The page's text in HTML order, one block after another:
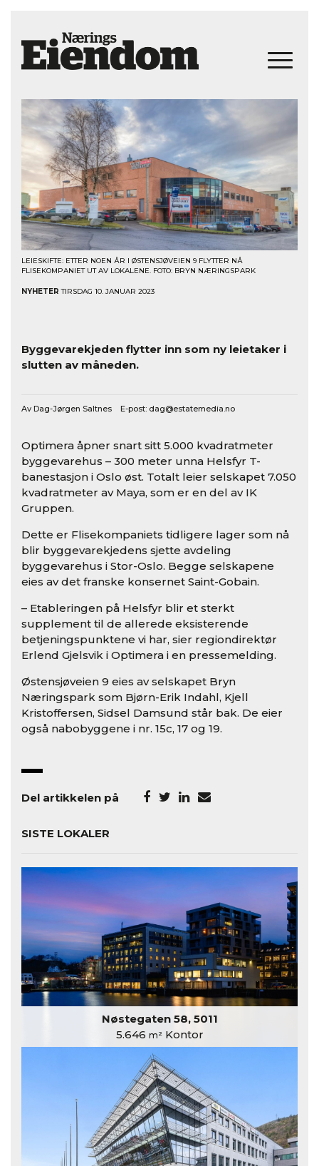
LEIESKIFTE: ETTER NOEN ÅR I ØSTENSJØVEIEN 9 FLYTTER NÅ
FLISEKOMPANIET UT AV LOKALENE. FOTO: BRYN NÆRINGSPARK
NYHETER TIRSDAG 10. JANUAR 2023
Byggevarekjeden flytter inn som ny leietaker i
slutten av måneden.
Av Dag-Jørgen Saltnes E-post: dag@estatemedia.no
Optimera åpner snart sitt 5.000 kvadratmeter
byggevarehus – 300 meter unna Helsfyr T-
banestasjon i Oslo øst. Totalt leier selskapet 7.050
kvadratmeter av Maya, som er en del av IK
Gruppen.
Dette er Flisekompaniets tidligere lager som nå
blir byggevarekjedens sjette avdeling
byggevarehus i Stor-Oslo. Begge selskapene
eies av det franske konsernet Saint-Gobain.
– Etableringen på Helsfyr blir et sterkt
supplement til de allerede eksisterende
betjeningspunktene vi har, sier regiondirektør
Erlend Gjelsvik i Optimera i en pressemelding.
Østensjøveien 9 eies av selskapet Bryn
Næringspark som Bjørn-Erik Indahl, Kjell
Kristoffersen, Sidsel Damsund står bak. De eier
også nabobyggene i nr. 15c, 17 og 19.
Del artikkelen på
SISTE LOKALER
Nøstegaten 58, 5011
5.646 m²Kontor